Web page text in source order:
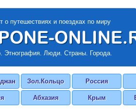
о путешествиях и поездках по миру
Этнография. Люди. Страны. Города.
Зол.Кольцо Россия
Абхазия Крым